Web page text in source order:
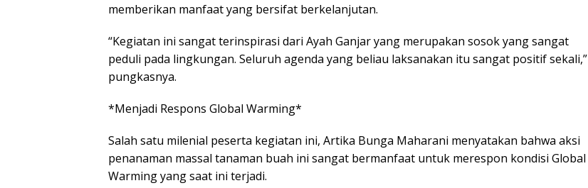
memberikan manfaat yang bersifat berkelanjutan.
“Kegiatan ini sangat terinspirasi dari Ayah Ganjar yang merupakan sosok yang sangat
peduli pada lingkungan. Seluruh agenda yang beliau laksanakan itu sangat positif sekali,”
pungkasnya.
*Menjadi Respons Global Warming*
Salah satu milenial peserta kegiatan ini, Artika Bunga Maharani menyatakan bahwa aksi
penanaman massal tanaman buah ini sangat bermanfaat untuk merespon kondisi Global
Warming yang saat ini terjadi.